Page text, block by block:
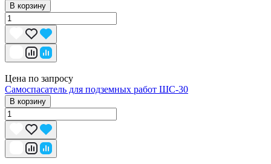
В корзину
Цена по запросу
Самоспасатель для подземных работ ШС-30
В корзину